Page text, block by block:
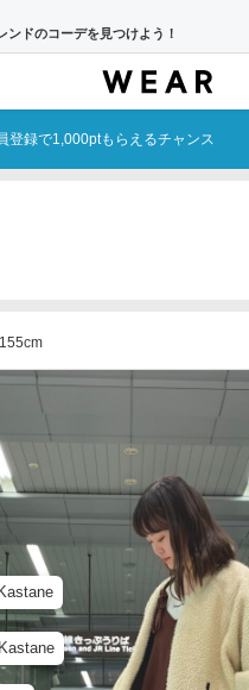
ンドのコーデを見つけよう！
登録で1,000ptもらえるチャンス
155cm
Kastane
Kastane